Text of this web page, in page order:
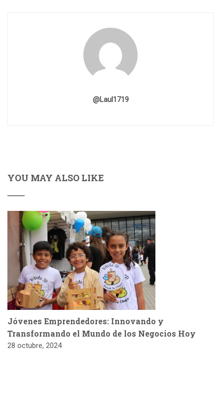
@laul1719
YOU MAY ALSO LIKE
Jóvenes Emprendedores: Innovando y
Transformando el Mundo de los Negocios Hoy
28 octubre, 2024